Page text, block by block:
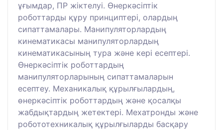
ұғымдар, ПР жіктелуі. Өнеркәсіптік
роботтарды құру принциптері, олардың
сипаттамалары. Манипуляторлардың
кинематикасы манипуляторлардың
кинематикасының тура және кері есептері.
Өнеркәсіптік роботтардың
манипуляторларының сипаттамаларын
есептеу. Механикалық құрылғылардың,
өнеркәсіптік роботтардың және қосалқы
жабдықтардың жетектері. Мехатронды және
робототехникалық құрылғыларды басқару